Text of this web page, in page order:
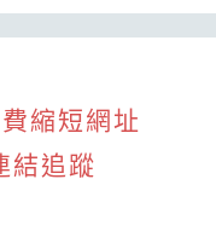
縮短網址
結追蹤